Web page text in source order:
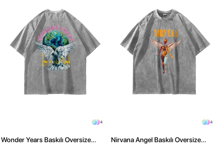
4
Wonder Years Baskılı Oversize
4
Nirvana Angel Baskılı Oversize